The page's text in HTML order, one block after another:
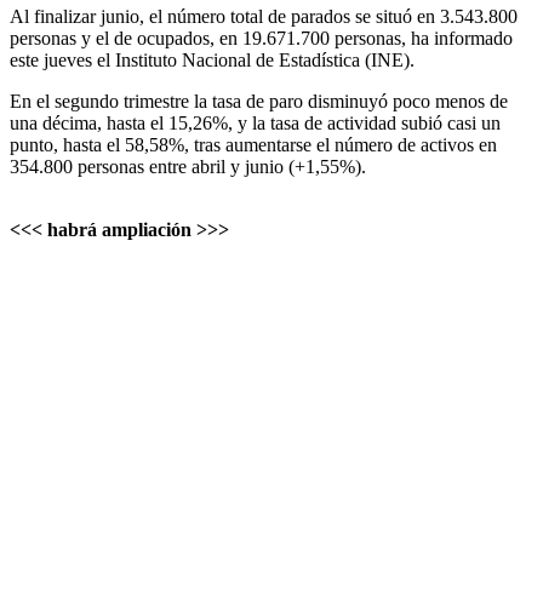
Al finalizar junio, el número total de parados se situó en 3.543.800
personas y el de ocupados, en 19.671.700 personas, ha informado
este jueves el Instituto Nacional de Estadística (INE).
En el segundo trimestre la tasa de paro disminuyó poco menos de
una décima, hasta el 15,26%, y la tasa de actividad subió casi un
punto, hasta el 58,58%, tras aumentarse el número de activos en
354.800 personas entre abril y junio (+1,55%).
<<< habrá ampliación >>>